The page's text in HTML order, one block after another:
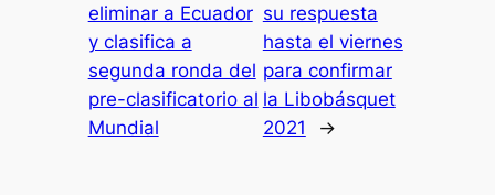
eliminar a Ecuador
y clasifica a
segunda ronda del
pre-clasificatorio al
Mundial
su respuesta
hasta el viernes
para confirmar
la Libobásquet
2021
→